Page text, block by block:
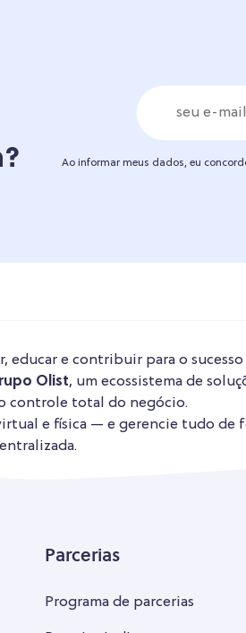
Ao informar meus dados, eu
educar e contribuir para o
Olist, um ecossistema de
controle total do negócio.
e física — e gerencie tudo de
Parcerias
Programa de parcerias